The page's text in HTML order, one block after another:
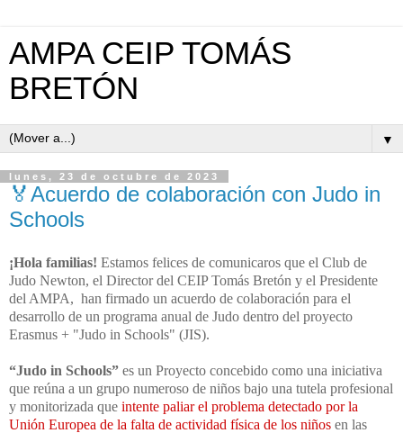
AMPA CEIP TOMÁS
BRETÓN
▼
lunes, 23 de octubre de 2023
🏅Acuerdo de colaboración con Judo in
Schools
¡Hola familias! Estamos felices de comunicaros que el Club de
Judo Newton, el Director del CEIP Tomás Bretón y el Presidente
del AMPA, han firmado un acuerdo de colaboración para el
desarrollo de un programa anual de Judo dentro del proyecto
Erasmus + "Judo in Schools" (JIS).
“Judo in Schools” es un Proyecto concebido como una iniciativa
que reúna a un grupo numeroso de niños bajo una tutela profesional
y monitorizada que intente paliar el problema detectado por la
Unión Europea de la falta de actividad física de los niños en las